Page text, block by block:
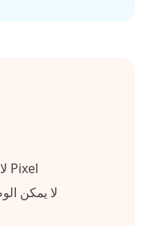
لا يمكن الوصول إليه إلا لأجهزة Pixel
لا يمكن